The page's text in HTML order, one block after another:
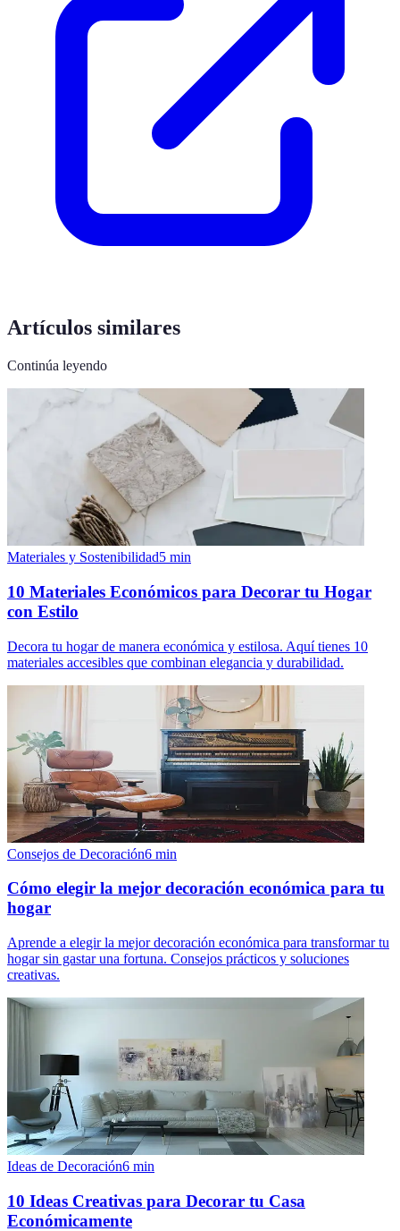
Artículos similares
Continúa leyendo
Materiales y Sostenibilidad5 min
10 Materiales Económicos para Decorar tu Hogar
con Estilo
Decora tu hogar de manera económica y estilosa. Aquí tienes 10
materiales accesibles que combinan elegancia y durabilidad.
Consejos de Decoración6 min
Cómo elegir la mejor decoración económica para tu
hogar
Aprende a elegir la mejor decoración económica para transformar tu
hogar sin gastar una fortuna. Consejos prácticos y soluciones
creativas.
Ideas de Decoración6 min
10 Ideas Creativas para Decorar tu Casa
Económicamente